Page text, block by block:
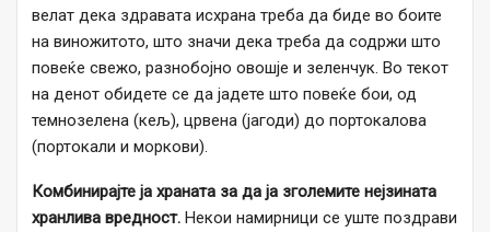
велат дека здравата исхрана треба да биде во боите
на виножитото, што значи дека треба да содржи што
повеќе свежо, разнобојно овошје и зеленчук. Во текот
на денот обидете се да јадете што повеќе бои, од
темнозелена (кељ), црвена (јагоди) до портокалова
(портокали и моркови).
Комбинирајте ја храната за да ја зголемите нејзината
хранлива вредност. Некои намирници се уште поздрави